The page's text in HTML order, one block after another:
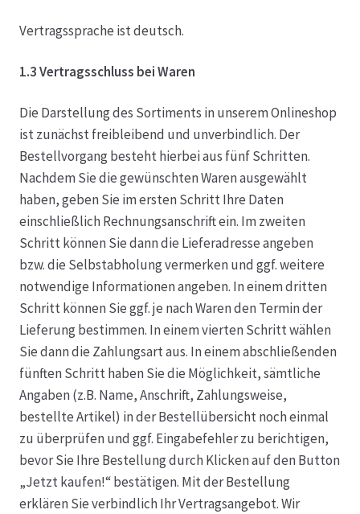
Floristikfachgeschäft Gambach
Floristikfachgeschäft Oppershofen
Freilandrosen aus eigener Produktion
Geschäftsfloristik
Hagebutten aus eigener Produktion
Hermes Paketshops Oppershofen & Gambach
Hochzeiten
Impressum
Kasse
Kontakt
Leitbild & Partner
Vertragssprache ist deutsch.
1.3 Vertragsschluss bei Waren
Die Darstellung des Sortiments in unserem Onlineshop
ist zunächst freibleibend und unverbindlich. Der
Bestellvorgang besteht hierbei aus fünf Schritten.
Nachdem Sie die gewünschten Waren ausgewählt
haben, geben Sie im ersten Schritt Ihre Daten
einschließlich Rechnungsanschrift ein. Im zweiten
Schritt können Sie dann die Lieferadresse angeben
bzw. die Selbstabholung vermerken und ggf. weitere
notwendige Informationen angeben. In einem dritten
Schritt können Sie ggf. je nach Waren den Termin der
Lieferung bestimmen. In einem vierten Schritt wählen
Sie dann die Zahlungsart aus. In einem abschließenden
fünften Schritt haben Sie die Möglichkeit, sämtliche
Angaben (z.B. Name, Anschrift, Zahlungsweise,
bestellte Artikel) in der Bestellübersicht noch einmal
zu überprüfen und ggf. Eingabefehler zu berichtigen,
bevor Sie Ihre Bestellung durch Klicken auf den Button
„Jetzt kaufen!“ bestätigen. Mit der Bestellung
erklären Sie verbindlich Ihr Vertragsangebot. Wir